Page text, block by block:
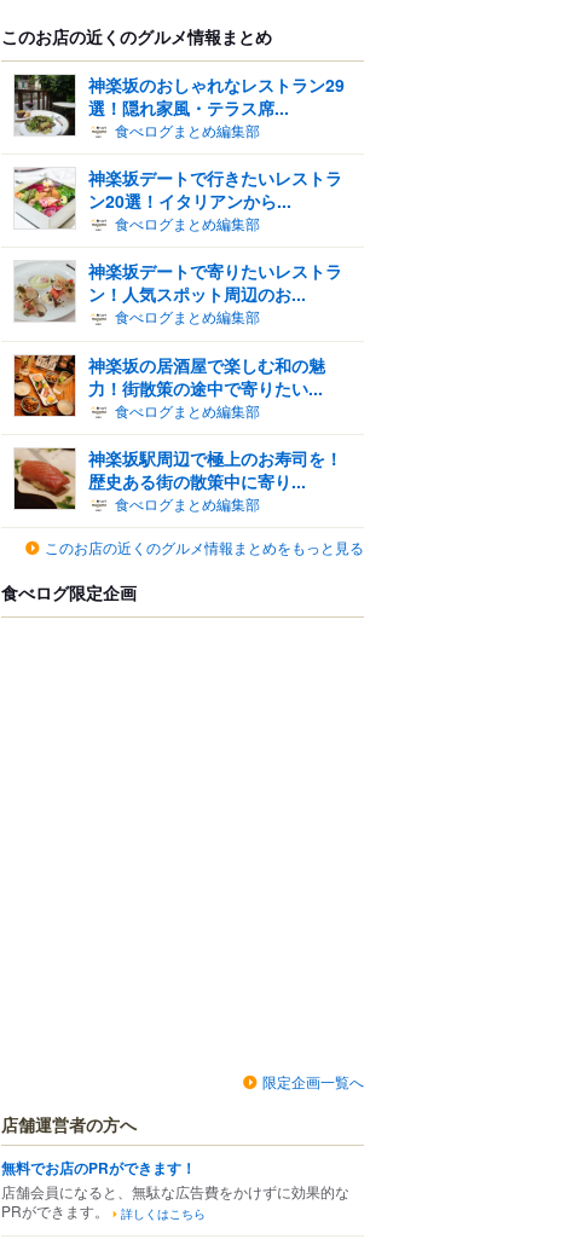
このお店の近くのグルメ情報まとめ
神楽坂のおしゃれなレストラン29
選！隠れ家風・テラス席...
食べログまとめ編集部
神楽坂デートで行きたいレストラ
ン20選！イタリアンから...
食べログまとめ編集部
神楽坂デートで寄りたいレストラ
ン！人気スポット周辺のお...
食べログまとめ編集部
神楽坂の居酒屋で楽しむ和の魅
力！街散策の途中で寄りたい...
食べログまとめ編集部
神楽坂駅周辺で極上のお寿司を！
歴史ある街の散策中に寄り...
食べログまとめ編集部
このお店の近くのグルメ情報まとめをもっと見る
食べログ限定企画
限定企画一覧へ
店舗運営者の方へ
無料でお店のPRができます！
店舗会員になると、無駄な広告費をかけずに効果的な
PRができます。
詳しくはこちら